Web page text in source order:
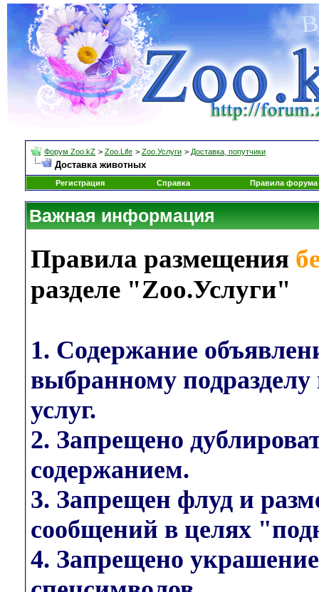
Форум Zoo.kZ > Zoo.Life > Zoo.Услуги > Доставка, попутчики
Доставка животных
Регистрация Справка Правила форума
Важная информация
Правила размещения
разделе "Zoo.Услуги"
1. Содержание
выбранному
услуг.
2. Запрещено
содержанием.
3. Запрещен флуд и
сообщений в целях
4. Запрещено